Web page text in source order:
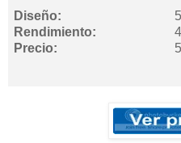
Diseño:
Rendimiento:
Precio: